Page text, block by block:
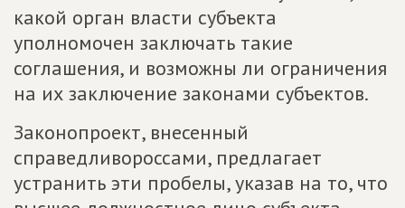
какой орган власти субъекта
уполномочен заключать такие
соглашения, и возможны ли ограничения
на их заключение законами субъектов.
Законопроект, внесенный
справедливороссами, предлагает
устранить эти пробелы, указав на то, что